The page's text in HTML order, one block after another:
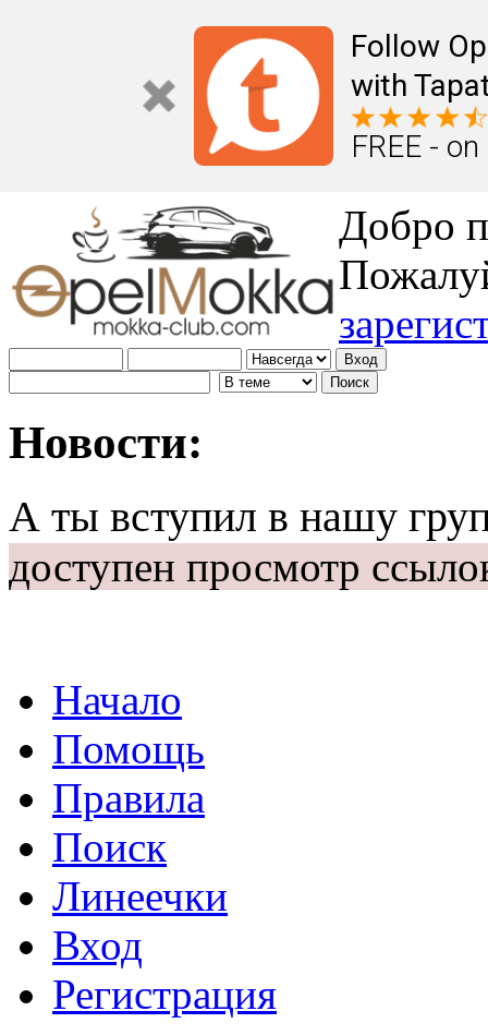
Follow
with
FREE -
Добро
Новости:
А ты вступил в нашу
доступен просмотр
Начало
Помощь
Правила
Поиск
Линеечки
Вход
Регистрация